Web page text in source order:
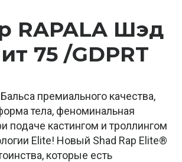
RAPALA Шэд
75 /GDPRT
премиального качества,
тела, феноминальная
подаче кастингом и троллингом
Elite! Новый Shad Rap Elite®
которые есть